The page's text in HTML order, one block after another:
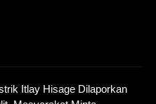
Itlay Hisage Dilaporkan